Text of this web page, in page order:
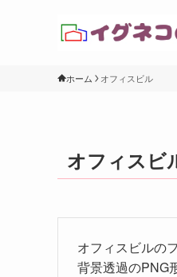
ホーム オフィスビル
オフィスビ
オフィスビルの
背景透過のPNG